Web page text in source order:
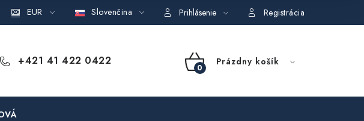
ochrany osobných údajov Obchodné podmienky požičovne náradia
EUR Slovenčina Prihlásenie Registrácia
+421 41 422 0422
NÁKUPNÝ
Prázdny košík